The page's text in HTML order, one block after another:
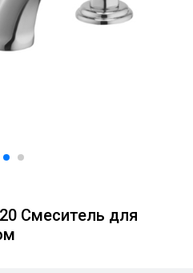
Смеситель для